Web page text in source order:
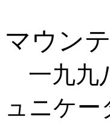
マウン
一九九
ュニケ